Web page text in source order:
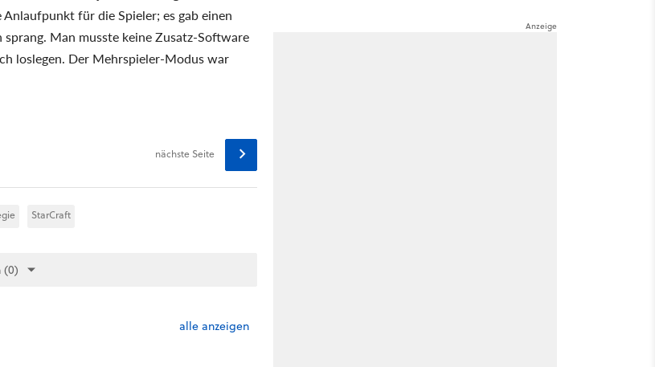
für die Spieler; es gab einen
Man musste keine Zusatz-Software
loslegen. Der Mehrspieler-Modus war
nächste Seite
StarCraft
(0)
alle anzeigen